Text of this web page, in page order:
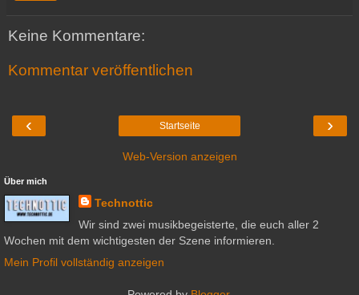
Keine Kommentare:
Kommentar veröffentlichen
‹ ›
Startseite
Web-Version anzeigen
Über mich
Technottic
Wir sind zwei musikbegeisterte, die euch aller 2
Wochen mit dem wichtigesten der Szene informieren.
Mein Profil vollständig anzeigen